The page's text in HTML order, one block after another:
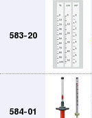
583-20
584-01